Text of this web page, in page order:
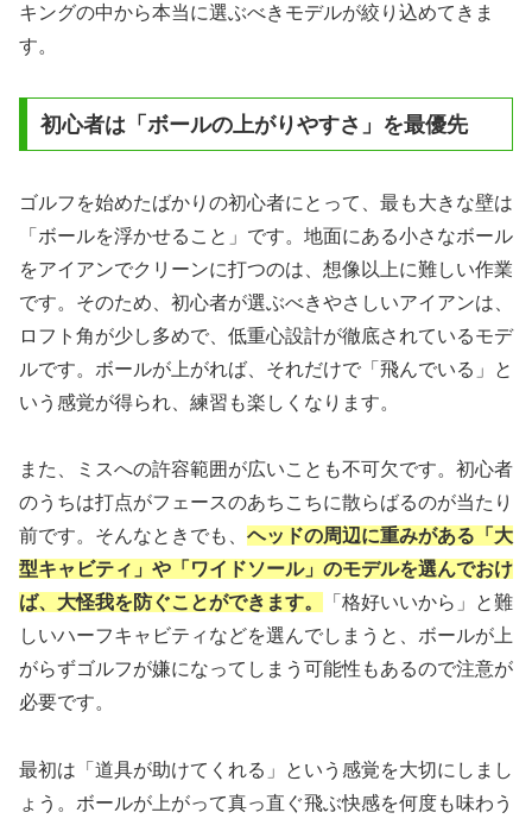
キングの中から本当に選ぶべきモデルが絞り込めてきま
す。
初心者は「ボールの上がりやすさ」を最優先
ゴルフを始めたばかりの初心者にとって、最も大きな壁は
「ボールを浮かせること」です。地面にある小さなボール
をアイアンでクリーンに打つのは、想像以上に難しい作業
です。そのため、初心者が選ぶべきやさしいアイアンは、
ロフト角が少し多めで、低重心設計が徹底されているモデ
ルです。ボールが上がれば、それだけで「飛んでいる」と
いう感覚が得られ、練習も楽しくなります。
また、ミスへの許容範囲が広いことも不可欠です。初心者
のうちは打点がフェースのあちこちに散らばるのが当たり
前です。そんなときでも、 ヘッドの周辺に重みがある「大
型キャビティ」や「ワイドソール」のモデルを選んでおけ
ば、大怪我を防ぐことができます。
「格好いいから」と難
しいハーフキャビティなどを選んでしまうと、ボールが上
がらずゴルフが嫌になってしまう可能性もあるので注意が
必要です。
最初は「道具が助けてくれる」という感覚を大切にしまし
ょう。ボールが上がって真っ直ぐ飛ぶ快感を何度も味わう